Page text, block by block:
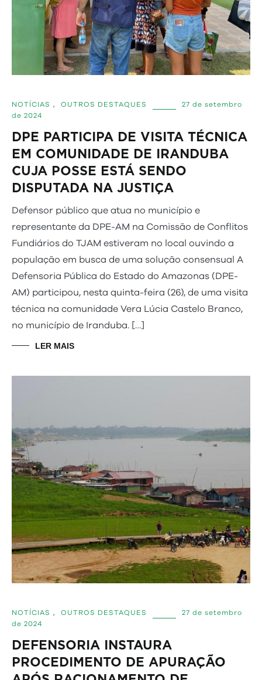
NOTÍCIAS , OUTROS DESTAQUES
27 de setembro
de 2024
DPE PARTICIPA DE VISITA TÉCNICA
EM COMUNIDADE DE IRANDUBA
CUJA POSSE ESTÁ SENDO
DISPUTADA NA JUSTIÇA
Defensor público que atua no município e
representante da DPE-AM na Comissão de Conflitos
Fundiários do TJAM estiveram no local ouvindo a
população em busca de uma solução consensual A
Defensoria Pública do Estado do Amazonas (DPE-
AM) participou, nesta quinta-feira (26), de uma visita
técnica na comunidade Vera Lúcia Castelo Branco,
no município de Iranduba. […]
LER MAIS
NOTÍCIAS , OUTROS DESTAQUES
27 de setembro
de 2024
DEFENSORIA INSTAURA
PROCEDIMENTO DE APURAÇÃO